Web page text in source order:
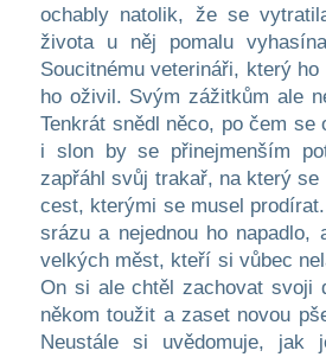
ochably natolik, že se
života u něj pomalu
Soucitnému veterináři, který
ho oživil. Svým zážitkům ale
Tenkrát snědl něco, po čem
i slon by se přinejmenším
zapřáhl svůj trakař, na který se
cest, kterými se musel
srázu a nejednou ho
velkých měst, kteří si vůbec
On si ale chtěl zachovat svoji
někom toužit a zaset novou
Neustále si uvědomuje,